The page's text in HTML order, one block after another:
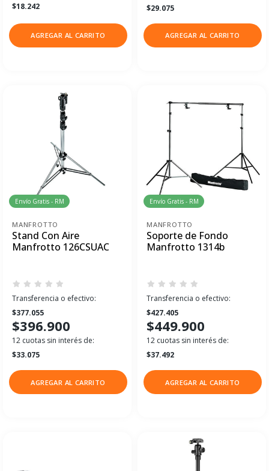
$18.242
AGREGAR AL CARRITO
$29.075
AGREGAR AL CARRITO
Envío Gratis - RM
MANFROTTO
Stand Con Aire
Manfrotto 126CSUAC
Transferencia o efectivo:
$377.055
$396.900
12 cuotas sin interés de:
$33.075
AGREGAR AL CARRITO
Envío Gratis - RM
MANFROTTO
Soporte de Fondo
Manfrotto 1314b
Transferencia o efectivo:
$427.405
$449.900
12 cuotas sin interés de:
$37.492
AGREGAR AL CARRITO